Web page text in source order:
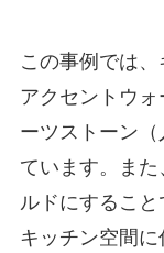
この事例では
アクセントウ
ーツストーン
ています。ま
ルドにするこ
キッチン空間に